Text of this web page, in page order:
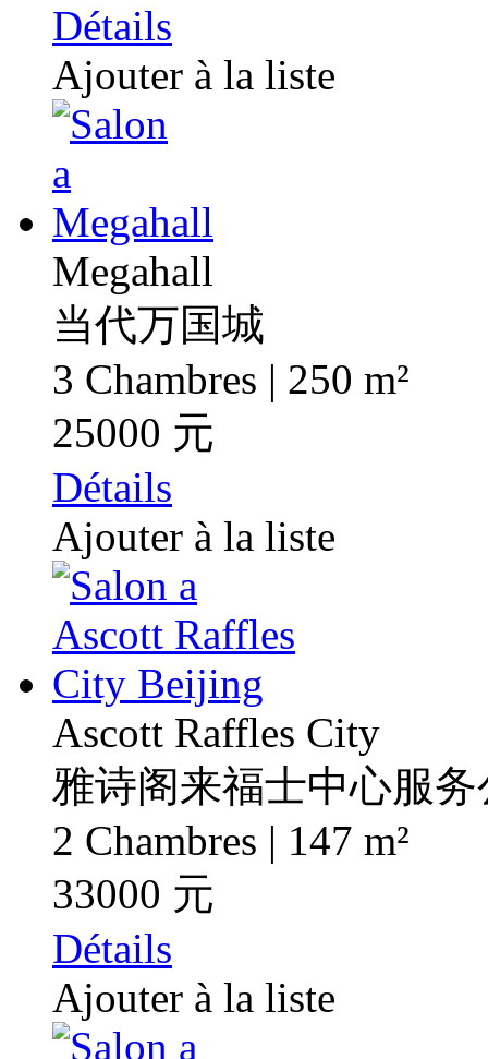
Détails
Ajouter à la liste
Megahall
当代万国城
3 Chambres | 250 m²
25000 元
Détails
Ajouter à la liste
Ascott Raffles City
雅诗阁来福士中心服务
2 Chambres | 147 m²
33000 元
Détails
Ajouter à la liste